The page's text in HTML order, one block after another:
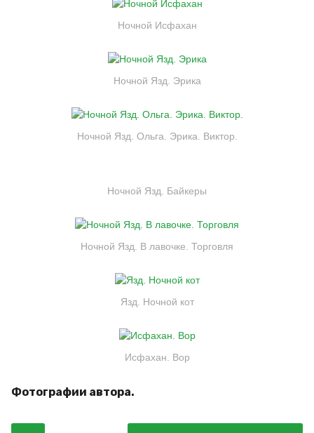
Ночной Исфахан
Ночной Язд. Эрика
Ночной Язд. Ольга. Эрика. Виктор.
Ночной Язд. Байкеры
Ночной Язд. В лавочке. Торговля
Язд. Ночной кот
Исфахан. Вор
Фотографии автора.